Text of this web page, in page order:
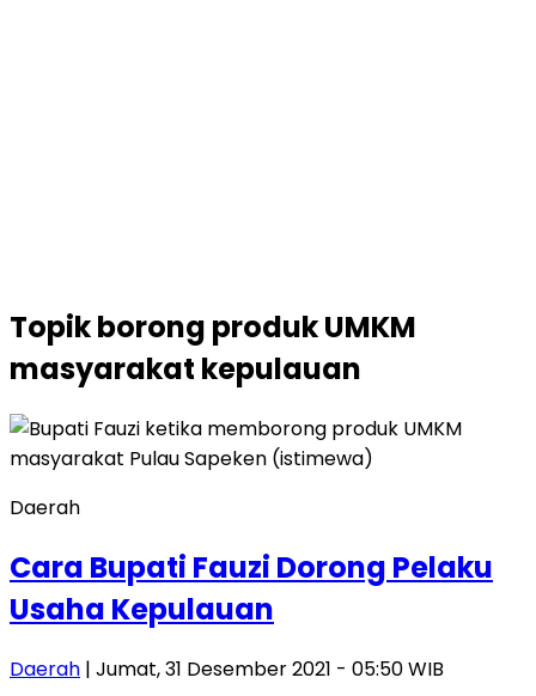
Topikborong produk UMKM
masyarakat kepulauan
Daerah
Cara Bupati Fauzi Dorong Pelaku
Usaha Kepulauan
Daerah | Jumat, 31 Desember 2021 - 05:50 WIB